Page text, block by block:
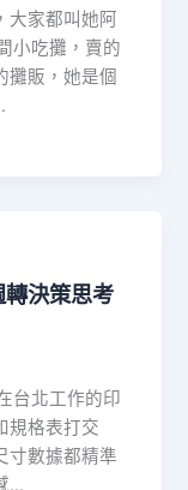
大家都叫她阿
小吃攤，賣的
攤販，她是個
決策思考
台北工作的印
規格表打交
寸數據都精準